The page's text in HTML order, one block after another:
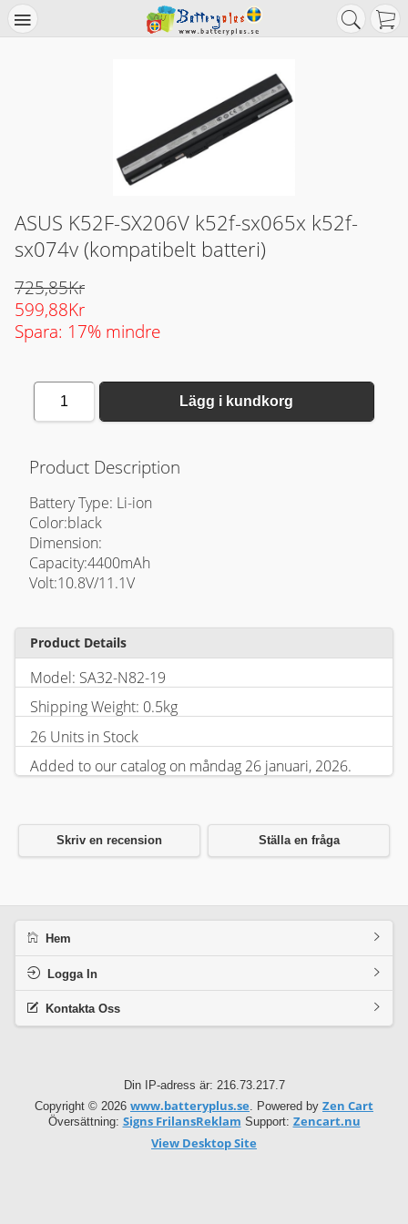
ASUS K52F-SX206V k52f-sx065x k52f-
sx074v (kompatibelt batteri)
725,85Kr
599,88Kr
Spara: 17% mindre
1 Lägg i kundkorg
Product Description
Battery Type: Li-ion
Color:black
Dimension:
Capacity:4400mAh
Volt:10.8V/11.1V
Product Details
Model: SA32-N82-19
Shipping Weight: 0.5kg
26 Units in Stock
Added to our catalog on måndag 26 januari, 2026.
Skriv en recension Ställa en fråga
Hem
Logga In
Kontakta Oss
Din IP-adress är: 216.73.217.7
Copyright © 2026 www.batteryplus.se. Powered by Zen Cart
Översättning: Signs FrilansReklam Support: Zencart.nu
View Desktop Site